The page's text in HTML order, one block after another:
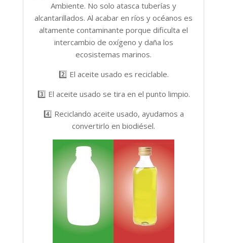
Ambiente. No solo atasca tuberías y
alcantarillados. Al acabar en ríos y océanos es
altamente contaminante porque dificulta el
intercambio de oxígeno y daña los
ecosistemas marinos.
2️⃣ El aceite usado es reciclable.
3️⃣ El aceite usado se tira en el punto limpio.
4️⃣ Reciclando aceite usado, ayudamos a
convertirlo en biodiésel.